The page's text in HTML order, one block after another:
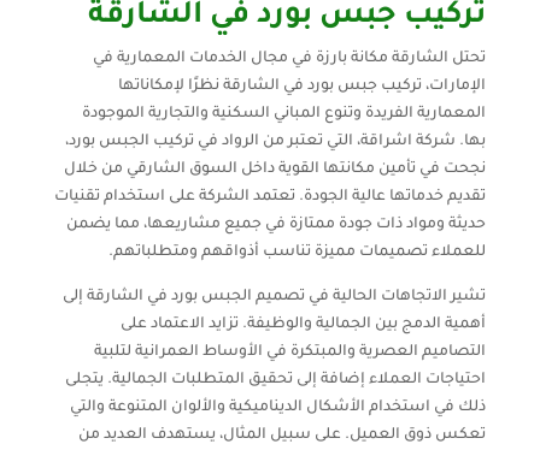
تركيب جبس بورد في الشارقة
تحتل الشارقة مكانة بارزة في مجال الخدمات المعمارية في
الإمارات، تركيب جبس بورد في الشارقة نظرًا لإمكاناتها
المعمارية الفريدة وتنوع المباني السكنية والتجارية الموجودة
بها. شركة اشراقة، التي تعتبر من الرواد في تركيب الجبس بورد،
نجحت في تأمين مكانتها القوية داخل السوق الشارقي من خلال
تقديم خدماتها عالية الجودة. تعتمد الشركة على استخدام تقنيات
حديثة ومواد ذات جودة ممتازة في جميع مشاريعها، مما يضمن
للعملاء تصميمات مميزة تناسب أذواقهم ومتطلباتهم.
تشير الاتجاهات الحالية في تصميم الجبس بورد في الشارقة إلى
أهمية الدمج بين الجمالية والوظيفة. تزايد الاعتماد على
التصاميم العصرية والمبتكرة في الأوساط العمرانية لتلبية
احتياجات العملاء إضافة إلى تحقيق المتطلبات الجمالية. يتجلى
ذلك في استخدام الأشكال الديناميكية والألوان المتنوعة والتي
تعكس ذوق العميل. على سبيل المثال، يستهدف العديد من